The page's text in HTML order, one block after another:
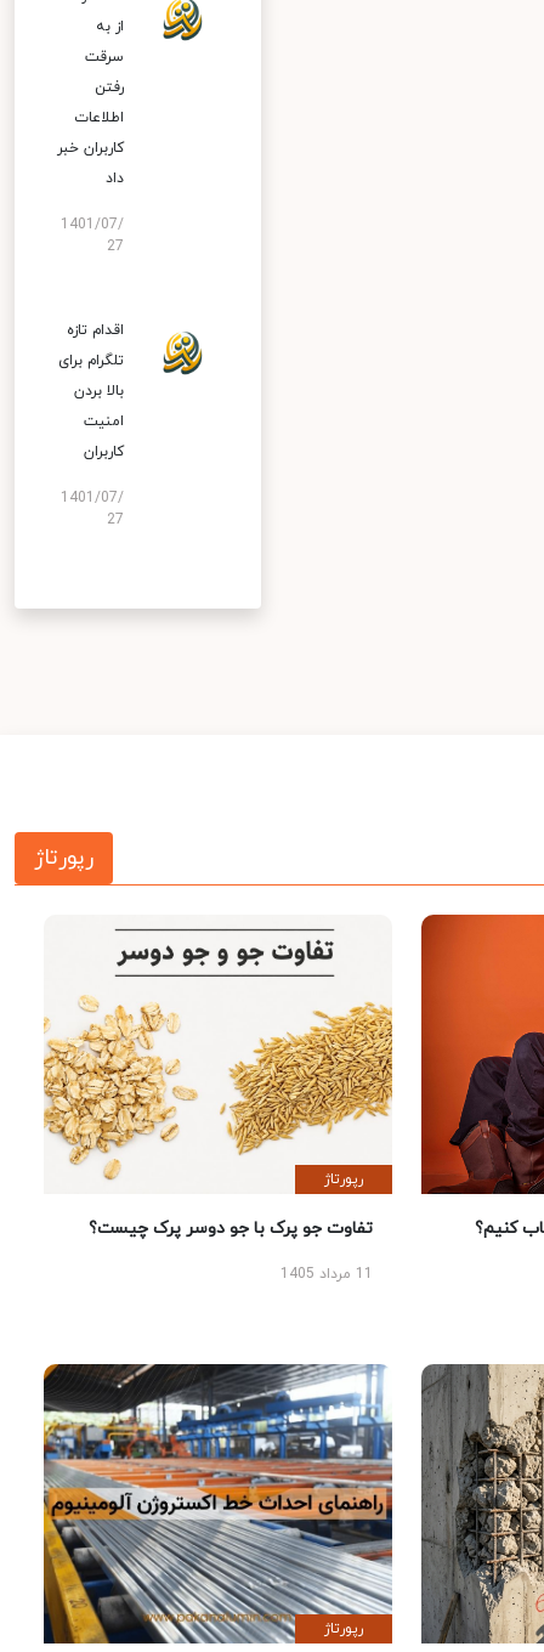
از به
سرقت
رفتن
اطلاعات
کاربران خبر
داد
1401/07/
27
اقدام تازه
تلگرام برای
بالا بردن
امنیت
کاربران
1401/07/
27
رپورتاژ
کنیم؟
رپورتاژ
تفاوت جو پرک با جو دوسر پرک چیست؟
رپورتاژ